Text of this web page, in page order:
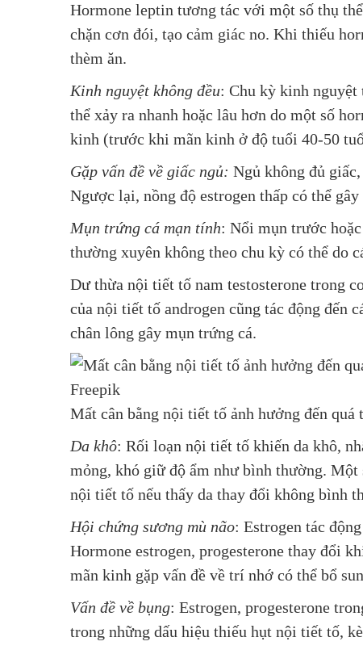
Hormone leptin tương tác với một số thụ
chặn cơn đói, tạo cảm giác no. Khi thiếu
thèm ăn.
Kinh nguyệt không đều: Chu kỳ kinh nguyệt
thể xảy ra nhanh hoặc lâu hơn do một số
kinh (trước khi mãn kinh ở độ tuổi 40-50
Gặp vấn đề về giấc ngủ: Ngủ không đủ
Ngược lại, nồng độ estrogen thấp có thể
Mụn trứng cá mạn tính: Nổi mụn trước
thường xuyên không theo chu kỳ có thể do
Dư thừa nội tiết tố nam testosterone trong
của nội tiết tố androgen cũng tác động đến
chân lông gây mụn trứng cá.
Mất cân bằng nội tiết tố ảnh hưởng đến
Da khô: Rối loạn nội tiết tố khiến da khô,
mỏng, khó giữ độ ẩm như bình thường. Một
nội tiết tố nếu thấy da thay đổi không bình
Hội chứng sương mù não: Estrogen tác
Hormone estrogen, progesterone thay đổi
mãn kinh gặp vấn đề về trí nhớ có thể bổ
Vấn đề về bụng: Estrogen, progesterone
trong những dấu hiệu thiếu hụt nội tiết tố,